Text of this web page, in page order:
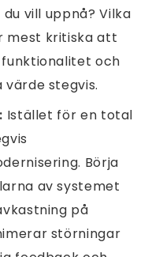
vill uppnå? Vilka
mest kritiska att
och
stegvis.
Istället för en total
Börja
av systemet
på
störningar